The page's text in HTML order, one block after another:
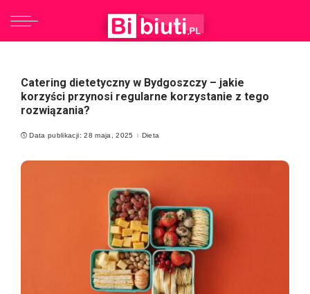
Catering dietetyczny w Bydgoszczy – jakie
korzyści przynosi regularne korzystanie z tego
rozwiązania?
Data publikacji: 28 maja, 2025 Dieta